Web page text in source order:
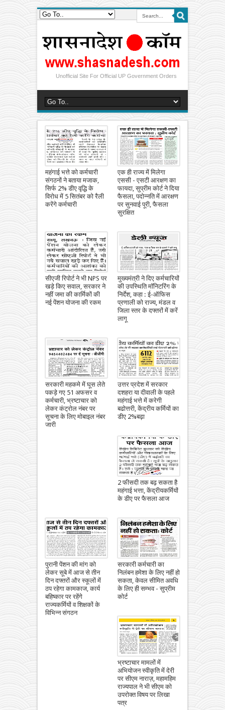
Unofficial Site For Official UP Government Orders
महंगाई भत्ते को कर्मचारी
संगठनों ने बताया मजाक,
सिर्फ 2% डीए वृद्धि के
विरोध में 5 सितंबर को रैली
करेंगे कर्मचारी
एक ही राज्य में मिलेगा
एससी - एसटी आरक्षण का
फायदा, सुप्रीम कोर्ट ने दिया
फैसला, पदोन्नति में आरक्षण
पर सुनवाई पूरी, फैसला
सुरक्षित
सीएजी रिपोर्ट ने भी NPS पर
खड़े किए सवाल, सरकार ने
नहीं जमा की कार्मिकों की
नई पेंशन योजना की रकम
मुख्यमंत्री ने दिए कर्मचारियों
की उपस्थिति मॉनिटरिंग के
निर्देश, कहा : ई-ऑफिस
प्रणाली को राज्य, मंडल व
जिला स्तर के दफ्तरों में करें
लागू
सरकारी महकमे में घूस लेते
पकड़े गए 51 अफसर व
कर्मचारी, भ्रष्टाचार को
लेकर कंट्रोल नंबर पर
सूचना के लिए मोबाइल नंबर
जारी
उत्तर प्रदेश में सरकार
दशहरा या दीवाली के पहले
महंगाई भत्ते में करेगी
बढोत्तरी, केंद्रीय कर्मियों का
डीए 2%बढ़ा
2 फीसदी तक बढ़ सकता है
महंगाई भत्ता, केंद्रीयकर्मियों
के डीए पर फैसला आज
पुरानी पेंशन की मांग को
लेकर सूबे में आज से तीन
दिन दफ्तरों और स्कूलों में
ठप रहेगा कामकाज, कार्य
बहिष्कार पर रहेंगे
राज्यकर्मियों व शिक्षकों के
विभिन्न संगठन
सरकारी कर्मचारी का
निलंबन हमेशा के लिए नहीं हो
सकता, केवल सीमित अवधि
के लिए ही सम्भव - सुप्रीम
कोर्ट
भ्रष्टाचार मामलों में
अभियोजन स्वीकृति में देरी
पर सीएम नाराज़, महामहिम
राज्यपाल ने भी सीएम को
उपरोक्त विषय पर लिखा
पत्र